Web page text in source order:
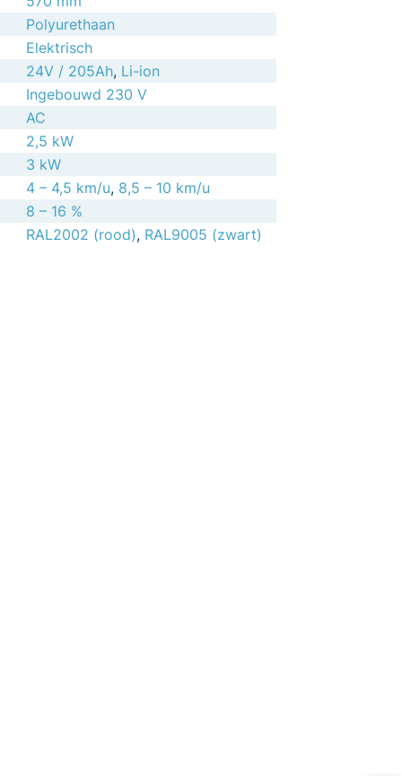
Polyurethaan
Elektrisch
24V / 205Ah, Li-ion
Ingebouwd 230 V
AC
2,5 kW
3 kW
4 – 4,5 km/u, 8,5 – 10 km/u
8 – 16 %
RAL2002 (rood), RAL9005 (zwart)